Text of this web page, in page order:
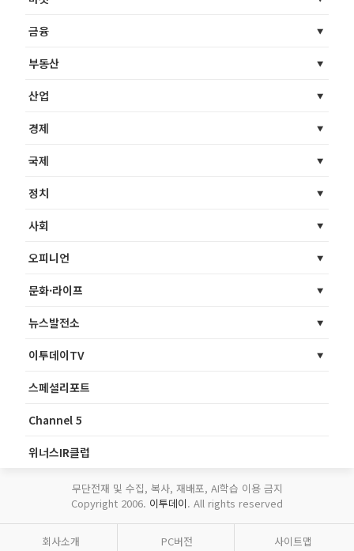
금융
부동산
산업
경제
국제
정치
사회
오피니언
문화·라이프
뉴스발전소
이투데이TV
스페셜리포트
Channel 5
위너스IR클럽
무단전재 및 수집, 복사, 재배포, AI학습 이용 금지
Copyright 2006. 이투데이. All rights reserved
회사소개 PC버전 사이트맵